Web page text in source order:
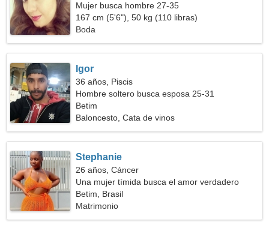
Mujer busca hombre 27-35
167 cm (5'6"), 50 kg (110 libras)
Boda
Igor
36 años, Piscis
Hombre soltero busca esposa 25-31
Betim
Baloncesto, Cata de vinos
Stephanie
26 años, Cáncer
Una mujer tímida busca el amor verdadero
Betim, Brasil
Matrimonio